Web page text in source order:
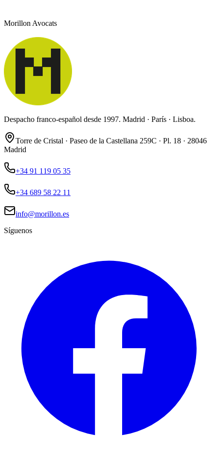
Morillon Avocats
Despacho franco-español desde 1997. Madrid · París · Lisboa.
Torre de Cristal · Paseo de la Castellana 259C · Pl. 18 · 28046
Madrid
+34 91 119 05 35
+34 689 58 22 11
info@morillon.es
Síguenos